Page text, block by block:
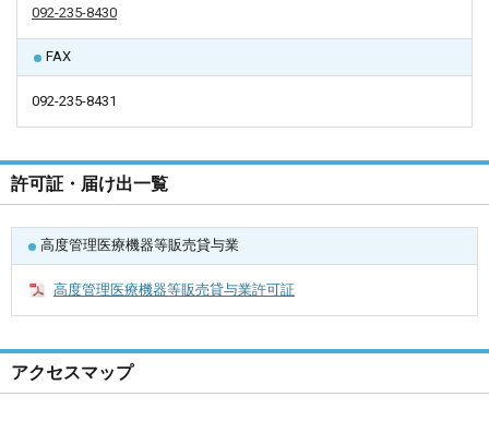
092-235-8430
FAX
092-235-8431
許可証・届け出一覧
高度管理医療機器等販売貸与業
高度管理医療機器等販売貸与業許可証
アクセスマップ